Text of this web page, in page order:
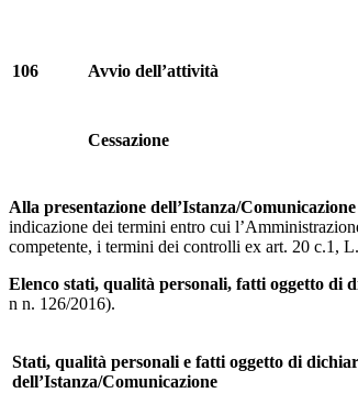
106 Avvio dell’attività
Cessazione
Alla presentazione dell’Istanza/Comunicazione
indicazione dei termini entro cui
competente, i termini dei controlli ex art. 20 c.1,
Elenco stati, qualità personali, fatti oggetto di
n n. 126/2016).
Stati, qualità personali e fatti oggetto di
dell’Istanza/Comunicazione